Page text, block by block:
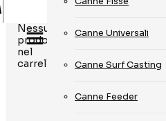
Nessun
prodotto
nel
carrello.
Canne Universali
Canne Surf Casting
Canne Feeder